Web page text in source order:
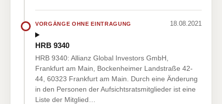
VORGÄNGE OHNE EINTRAGUNG 18.08.2021
HRB 9340
HRB 9340: Allianz Global Investors GmbH,
Frankfurt am Main, Bockenheimer Landstraße 42-
44, 60323 Frankfurt am Main. Durch eine Änderung
in den Personen der Aufsichtsratsmitglieder ist eine
Liste der Mitglied…